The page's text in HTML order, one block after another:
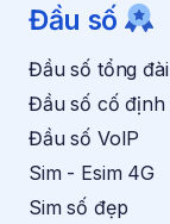
Đầu số
Đầu số tổng đài
Đầu số cố định
Đầu số VoIP
Sim - Esim 4G
Sim số đẹp